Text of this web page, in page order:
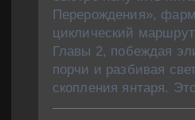
Перерождения»,
циклический
Главы 2, побеждая
порчи и разбивая
скопления янтаря.